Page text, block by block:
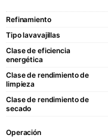
Refinamiento
Tipo lavavajillas
Clase de eficiencia
energética
Clase de rendimiento de
limpieza
Clase de rendimiento de
secado
Operación